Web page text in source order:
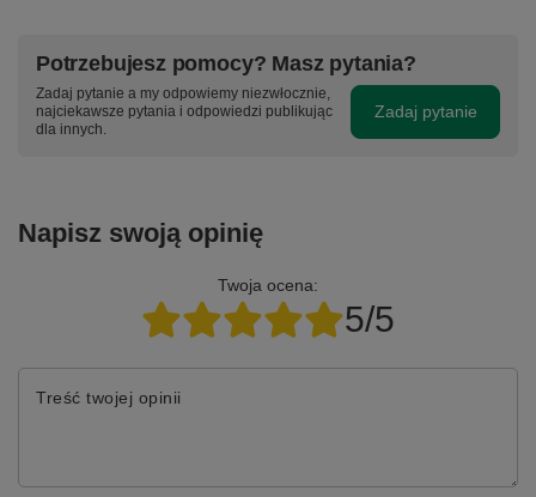
Potrzebujesz pomocy? Masz pytania?
Zadaj pytanie a my odpowiemy niezwłocznie,
najciekawsze pytania i odpowiedzi publikując
dla innych.
Zadaj pytanie
Napisz swoją opinię
Twoja ocena:
5/5
Treść twojej opinii